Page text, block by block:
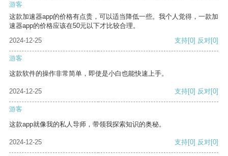
游客
这款加速器app的价格有点贵，可以适当降低一些。我个人觉得，一款加
速器app的价格应该在50元以下才比较合理。
2024-12-25
支持[0] 反对[0]
游客
这款软件的操作非常简单，即使是小白也能快速上手。
2024-12-25 支持[0] 反对[0]
游客
这款app就像我的私人导师，带领我探索知识的奥秘。
2024-12-25 支持[0] 反对[0]